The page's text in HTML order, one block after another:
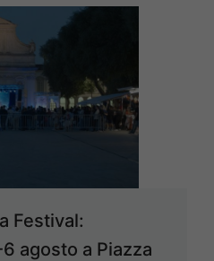
Festival:
agosto a Piazza